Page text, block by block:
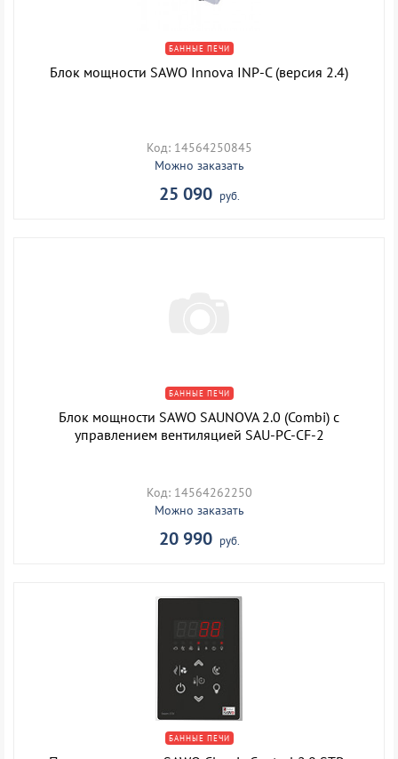
БАННЫЕ ПЕЧИ
Блок мощности SAWO Innova INP-C (версия 2.4)
Код: 14564250845
Можно заказать
25 090 руб.
БАННЫЕ ПЕЧИ
Блок мощности SAWO SAUNOVA 2.0 (Combi) с
управлением вентиляцией SAU-PC-CF-2
Код: 14564262250
Можно заказать
20 990 руб.
БАННЫЕ ПЕЧИ